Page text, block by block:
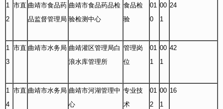
1
2
市直 曲靖市食品药
品监督管理局
曲靖市食品药品检
验检测中心
食品检
验
01
0
00
1
24
1
3
市直 曲靖市水务局 曲靖灌区管理局白
浪水库管理所
管理岗
位
01
1
00
1
42
1
4
市直 曲靖市水务局 曲靖市河湖管理中
心
专业技
术
01
2
00
1
16